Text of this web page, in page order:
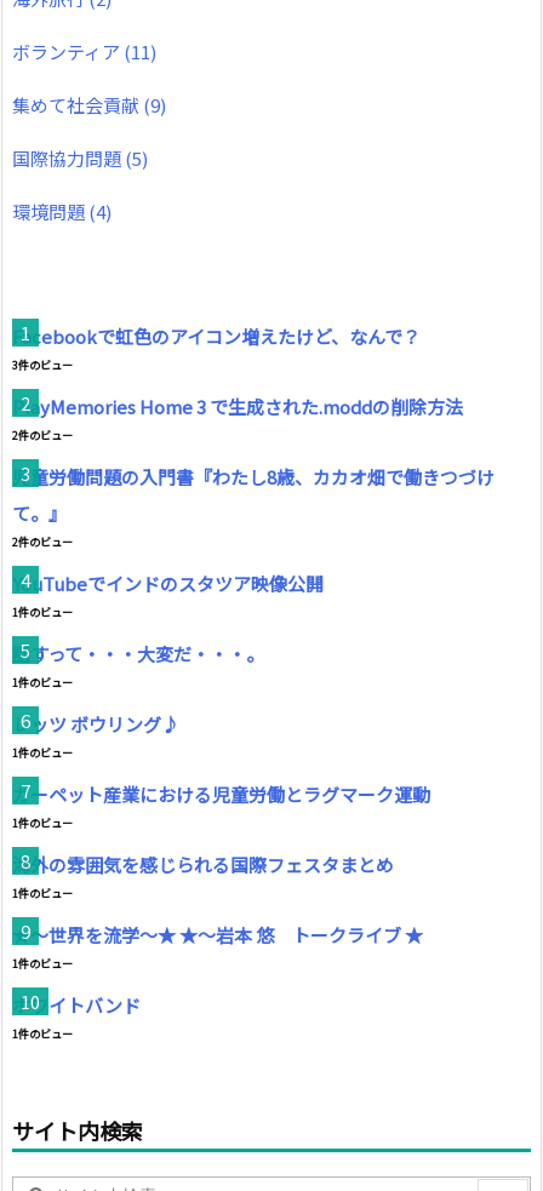
ボランティア (11)
集めて社会貢献 (9)
国際協力問題(5)
環境問題(4)
Facebookで虹色のアイコン増えたけど、なんで？
3件のビュー
PlayMemories Home 3 で生成された.moddの削除方法
2件のビュー
児童労働問題の入門書『わたし8歳、カカオ畑で働きつづけ
て。』
2件のビュー
YouTubeでインドのスタツア映像公開
1件のビュー
話すって・・・大変だ・・・。
1件のビュー
レッツ ボウリング♪
1件のビュー
カーペット産業における児童労働とラグマーク運動
1件のビュー
海外の雰囲気を感じられる国際フェスタまとめ
1件のビュー
★〜世界を流学〜★ ★〜岩本 悠 トークライブ ★
1件のビュー
ホワイトバンド
1件のビュー
サイト内検索